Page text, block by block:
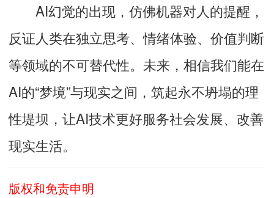
AI幻觉的出现，仿佛机器对人的提醒，
反证人类在独立思考、情绪体验、价值判断
等领域的不可替代性。未来，相信我们能在
AI的“梦境”与现实之间，筑起永不坍塌的理
性堤坝，让AI技术更好服务社会发展、改善
现实生活。
版权和免责申明